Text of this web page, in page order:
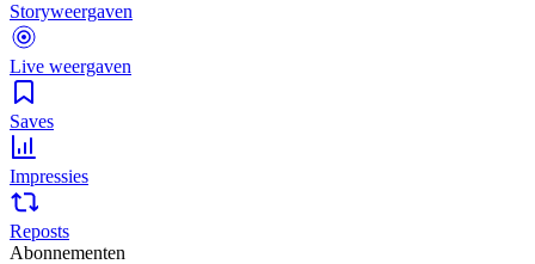
Storyweergaven
Live weergaven
Saves
Impressies
Reposts
Abonnementen